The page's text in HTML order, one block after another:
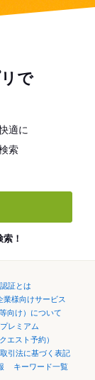
で
適に
索
！
証とは
業様向けサービス
向け）について
レミアム
エスト予約）
引法に基づく表記
キーワード一覧